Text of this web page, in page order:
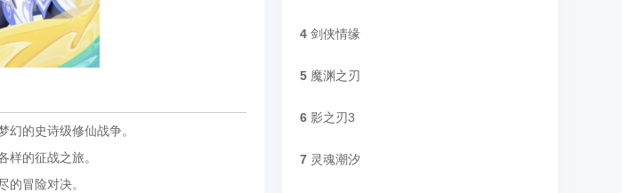
的史诗级修仙战争。
的征战之旅。
冒险对决。
4 剑侠情缘
5 魔渊之刃
6 影之刃3
7 灵魂潮汐